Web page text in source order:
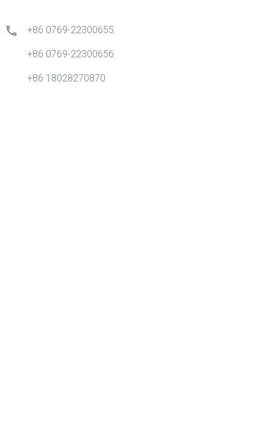
+86 0769-22300655
+86 0769-22300656
+86 18028270870